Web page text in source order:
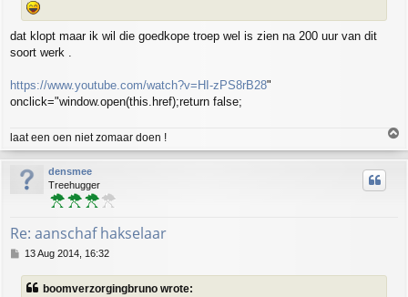
dat klopt maar ik wil die goedkope troep wel is zien na 200 uur van dit
soort werk .
https://www.youtube.com/watch?v=HI-zPS8rB28"
onclick="window.open(this.href);return false;
laat een oen niet zomaar doen !
o
p
densmee
Treehugger
Re: aanschaf hakselaar
P
s
13 Aug 2014, 16:32
boomverzorgingbruno wrote: